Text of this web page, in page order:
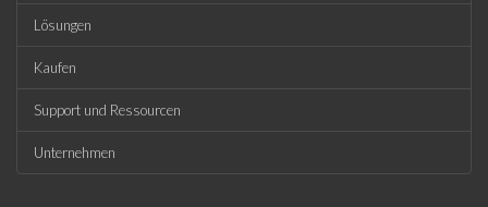
Lösungen
Kaufen
Support und Ressourcen
Unternehmen